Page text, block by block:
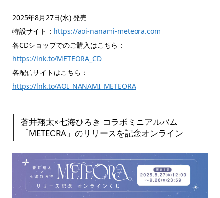
2025年8月27日(水) 発売
特設サイト： https://aoi-nanami-meteora.com
各CDショップでのご購入はこちら：
https://lnk.to/METEORA_CD
各配信サイトはこちら：
https://lnk.to/AOI_NANAMI_METEORA
蒼井翔太×七海ひろき コラボミニアルバム
「METEORA」のリリースを記念オンライン